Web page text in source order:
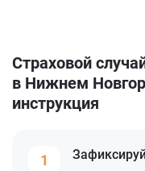
Страховой
в Нижнем
инструкция
1